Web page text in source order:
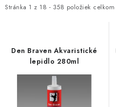
Podmínky ochrany osobních údajů
i
Stránka 1 z 18 - 358 položiek celkom
e
Den Braven Akvaristické
lepidlo 280ml